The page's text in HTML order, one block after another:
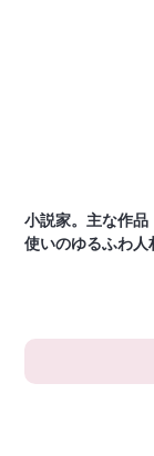
小説家。主な作
使いのゆるふわ人